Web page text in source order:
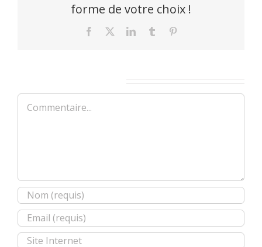
forme de votre choix !
Facebook LinkedInTumblr
Commentaire